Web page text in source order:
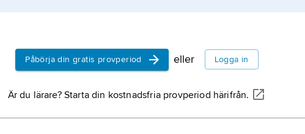
Påbörja din gratis provperiod eller Logga in
Är du lärare? Starta din kostnadsfria provperiod härifrån.